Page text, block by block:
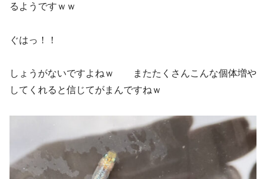
るようですｗｗ
ぐはっ！！
しょうがないですよねｗ またたくさんこんな個体増や
してくれると信じてがまんですねｗ